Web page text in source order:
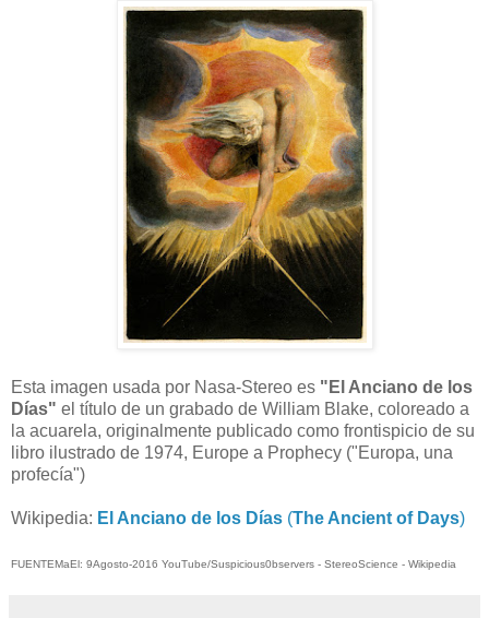
Esta imagen usada por Nasa-Stereo es "El Anciano de los
Días" el título de un grabado de William Blake, coloreado a
la acuarela, originalmente publicado como frontispicio de su
libro ilustrado de 1974, Europe a Prophecy ("Europa, una
profecía")
Wikipedia: El Anciano de los Días (The Ancient of Days)
FUENTEMaEl: 9Agosto-2016 YouTube/Suspicious0bservers - StereoScience - Wikipedia